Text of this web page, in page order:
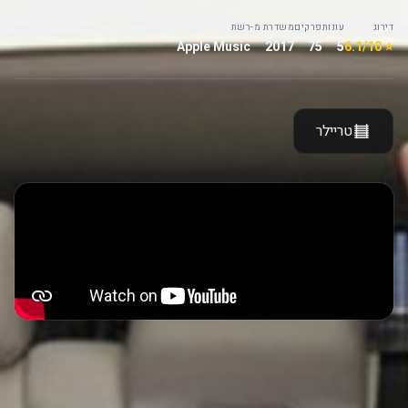
דירוג
⭐ 6.1/10
עונות
5
פרקים
75
משדרת מ-
2017
רשת
Apple Music
טריילר